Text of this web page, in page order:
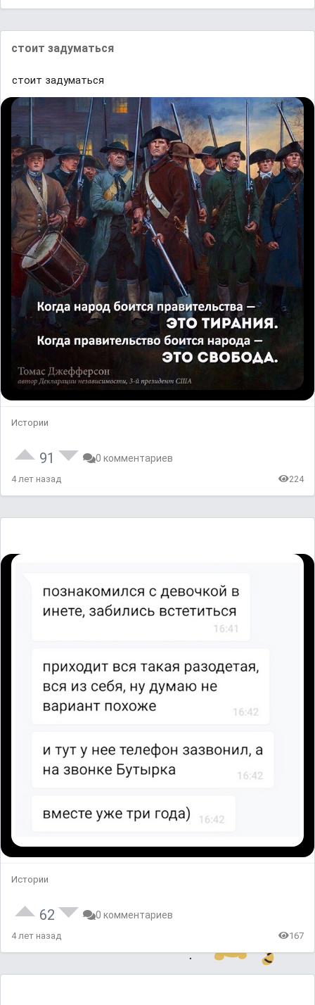
стоит задуматься
стоит задуматься
Истории
91 0 комментариев
4 лет назад 224
Истории
62 0 комментариев
4 лет назад 167